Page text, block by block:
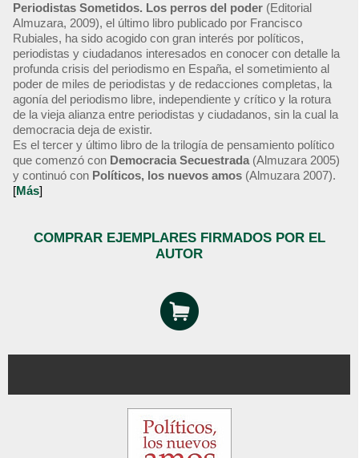
Periodistas Sometidos. Los perros del poder (Editorial
Almuzara, 2009), el último libro publicado por Francisco
Rubiales, ha sido acogido con gran interés por políticos,
periodistas y ciudadanos interesados en conocer con detalle la
profunda crisis del periodismo en España, el sometimiento al
poder de miles de periodistas y de redacciones completas, la
agonía del periodismo libre, independiente y crítico y la rotura
de la vieja alianza entre periodistas y ciudadanos, sin la cual la
democracia deja de existir.
Es el tercer y último libro de la trilogía de pensamiento político
que comenzó con Democracia Secuestrada (Almuzara 2005)
y continuó con Políticos, los nuevos amos (Almuzara 2007).
[Más]
COMPRAR EJEMPLARES FIRMADOS POR EL
AUTOR